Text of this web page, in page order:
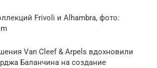
Frivoli и Alhambra, фото:
Van Cleef & Arpels вдохновили
Баланчина на создание